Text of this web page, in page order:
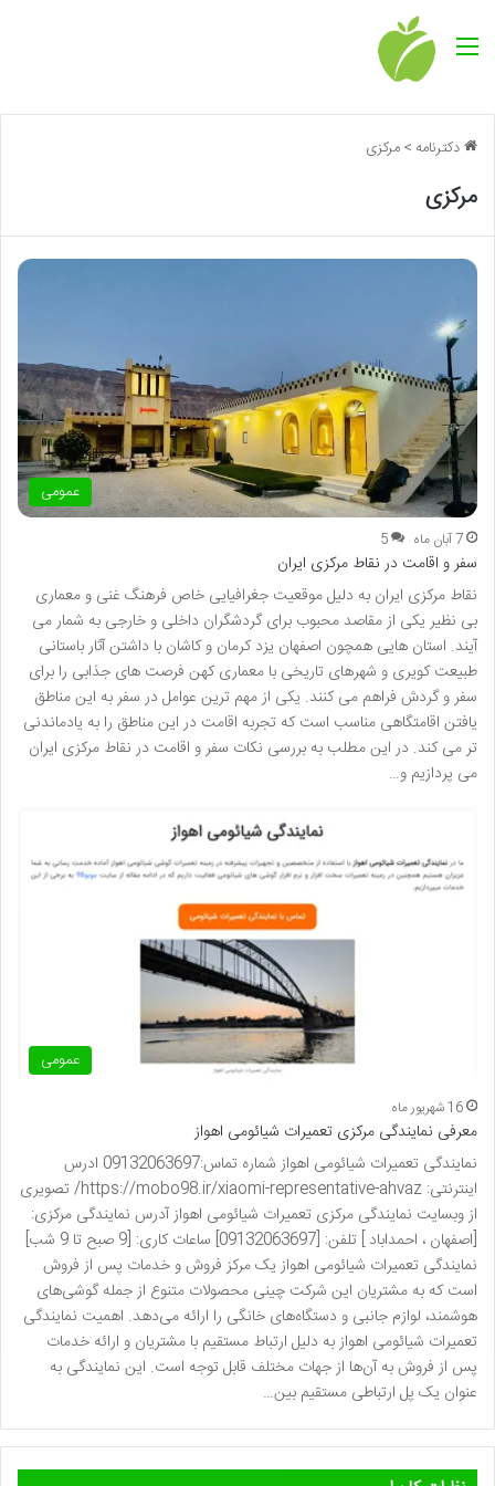
منو
دکترنامه >مرکزی
مرکزی
عمومی
7 آبان ماه 5
سفر و اقامت در نقاط مرکزی ایران
نقاط مرکزی ایران به دلیل موقعیت جغرافیایی خاص فرهنگ غنی و معماری
بی نظیر یکی از مقاصد محبوب برای گردشگران داخلی و خارجی به شمار می
آیند. استان هایی همچون اصفهان یزد کرمان و کاشان با داشتن آثار باستانی
طبیعت کویری و شهرهای تاریخی با معماری کهن فرصت های جذابی را برای
سفر و گردش فراهم می کنند. یکی از مهم ترین عوامل در سفر به این مناطق
یافتن اقامتگاهی مناسب است که تجربه اقامت در این مناطق را به یادماندنی
تر می کند. در این مطلب به بررسی نکات سفر و اقامت در نقاط مرکزی ایران
می پردازیم و…
عمومی
16 شهریور ماه
معرفی نمایندگی مرکزی تعمیرات شیائومی اهواز
نمایندگی تعمیرات شیائومی اهواز شماره تماس:09132063697 ادرس
اینترنتی: https://mobo98.ir/xiaomi-representative-ahvaz/ تصویری
از وبسایت نمایندگی مرکزی تعمیرات شیائومی اهواز آدرس نمایندگی مرکزی:
[اصفهان ، احمداباد ] تلفن: [09132063697] ساعات کاری: [9 صبح تا 9 شب]
نمایندگی تعمیرات شیائومی اهواز یک مرکز فروش و خدمات پس از فروش
است که به مشتریان این شرکت چینی محصولات متنوع از جمله گوشی‌های
هوشمند، لوازم جانبی و دستگاه‌های خانگی را ارائه می‌دهد. اهمیت نمایندگی
تعمیرات شیائومی اهواز به دلیل ارتباط مستقیم با مشتریان و ارائه خدمات
پس از فروش به آن‌ها از جهات مختلف قابل توجه است. این نمایندگی به
عنوان یک پل ارتباطی مستقیم بین…